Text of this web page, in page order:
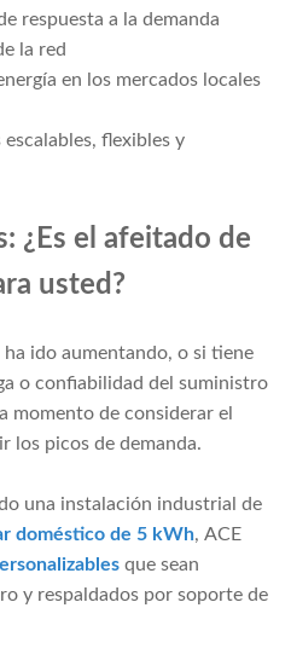
respuesta a la demanda
la red
en los mercados locales
flexibles y
¿Es el afeitado de
usted?
ido aumentando, o si tiene
o confiabilidad del suministro
momento de considerar el
los picos de demanda.
una instalación industrial de
doméstico de 5 kWh, ACE
que sean
y respaldados por soporte de